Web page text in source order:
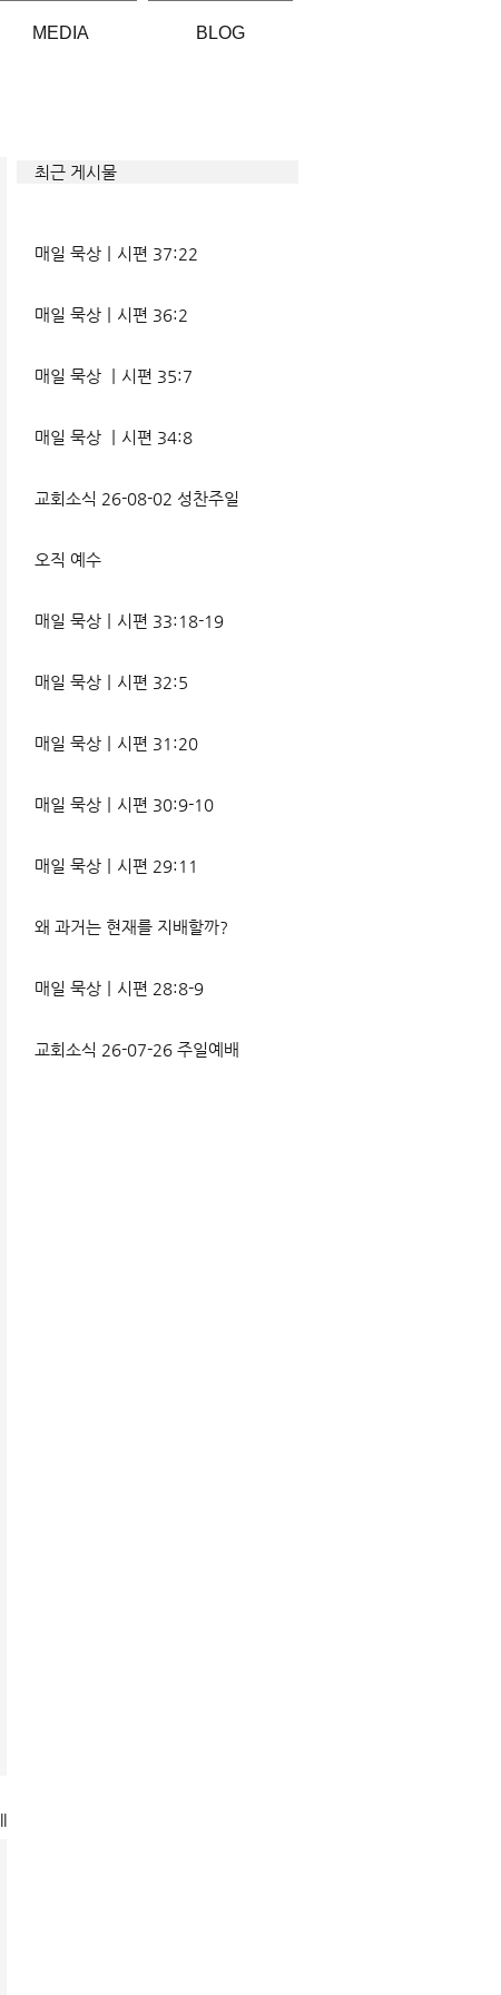
MEDIA BLOG
최근 게시물
매일 묵상ㅣ시편 37:22
매일 묵상ㅣ시편 36:2
매일 묵상 ㅣ시편 35:7
매일 묵상 ㅣ시편 34:8
교회소식 26-08-02 성찬주일
오직 예수
매일 묵상ㅣ시편 33:18-19
매일 묵상ㅣ시편 32:5
매일 묵상ㅣ시편 31:20
매일 묵상ㅣ시편 30:9-10
매일 묵상ㅣ시편 29:11
왜 과거는 현재를 지배할까?
매일 묵상ㅣ시편 28:8-9
교회소식 26-07-26 주일예배